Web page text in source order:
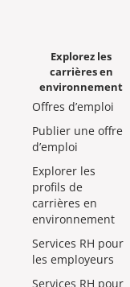
Explorez les
carrières en
environnement
Offres d’emploi
Publier une offre
d’emploi
Explorer les
profils de
carrières en
environnement
Services RH pour
les employeurs
Services RH pour